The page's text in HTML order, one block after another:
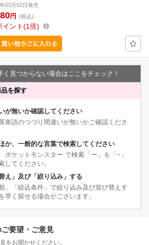
03月02日発売
円 (税込)
イント 1倍
見つからない場合はここをチェック！
品を探す
が無いか確認してください
単語のつづり間違いが無いかご確認くださ
か、一般的な言葉で検索してください
ケットモンスター で検索「ー」を「−」
してください。
え」及び「絞り込み」する
」「絞込条件」で絞り込み及び並び替えす
早く探せる場合がございます。
要望・ご意見
をお聞かせください。